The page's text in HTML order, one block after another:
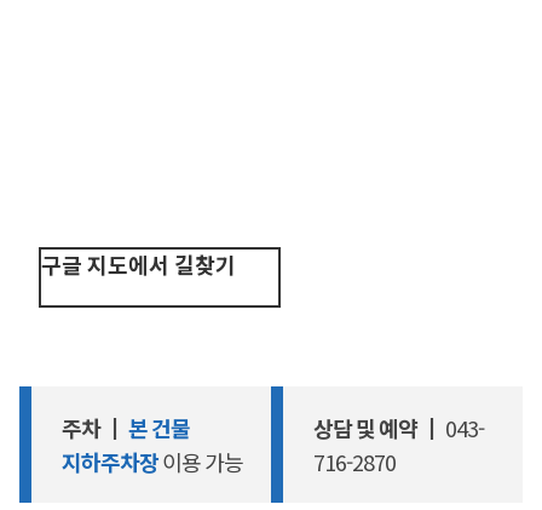
구글 지도에서 길찾기
주차 ┃ 본 건물
지하주차장이용 가능
상담 및 예약┃ 043-
716-2870